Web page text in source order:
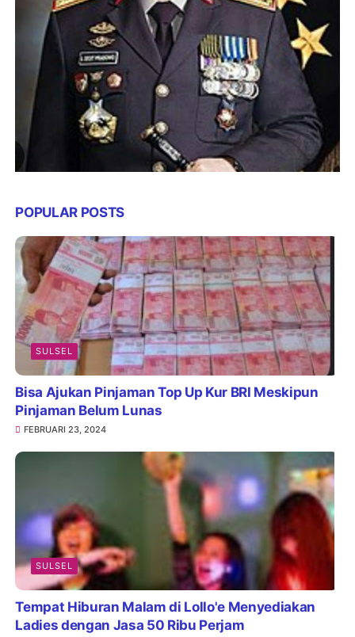
POPULAR POSTS
SULSEL
Bisa Ajukan Pinjaman Top Up Kur BRI Meskipun
Pinjaman Belum Lunas
FEBRUARI 23, 2024
SULSEL
Tempat Hiburan Malam di Lollo'e Menyediakan
Ladies dengan Jasa 50 Ribu Perjam